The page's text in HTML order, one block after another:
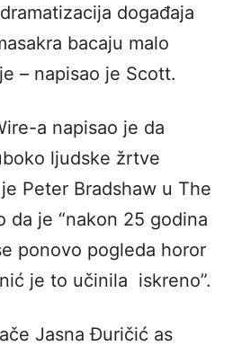
događaja
bacaju malo
– napisao je Scott.
a napisao je da
ljudske žrtve
Peter Bradshaw u The
da je “nakon 25 godina
ponovo pogleda horor
je to učinila iskreno”.
Jasna Đuričić as